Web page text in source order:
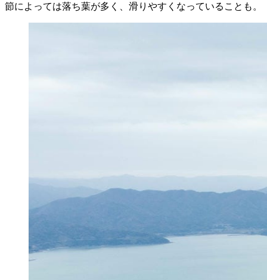
節によっては落ち葉が多く、滑りやすくなっていることも。